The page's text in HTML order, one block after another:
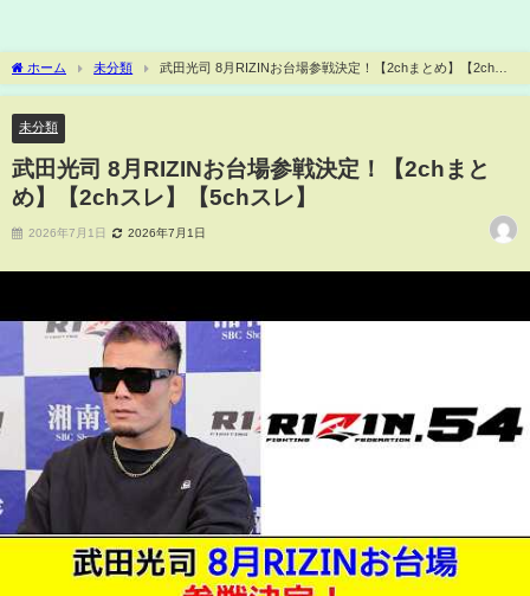
ホーム 未分類
武田光司 8月RIZINお台場参戦決定！【2chまとめ】【2chス
レ】【5chスレ】
未分類
武田光司 8月RIZINお台場参戦決定！【2chまと
め】【2chスレ】【5chスレ】
2026年7月1日 2026年7月1日